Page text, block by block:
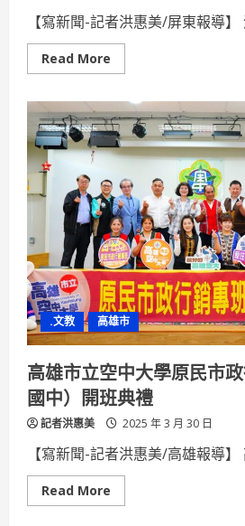
【寫新聞-記者洪惠美/屏東報導】
Read More
more
接
清
明
連
假
縣
府
啟
動
旅
宿
房
價
稽
查
與
安
全
檢
查
.文教 高雄市
高雄市立空中大學原民市
國中）開班典禮
記者洪惠美 2025 年 3 月 30 日
【寫新聞-記者洪惠美/高雄報導】
Read More
more